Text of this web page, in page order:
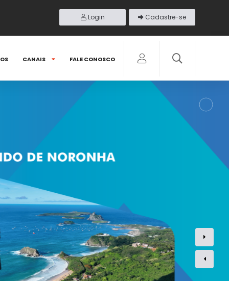
Login Cadastre-se
CANAIS FALE CONOSCO